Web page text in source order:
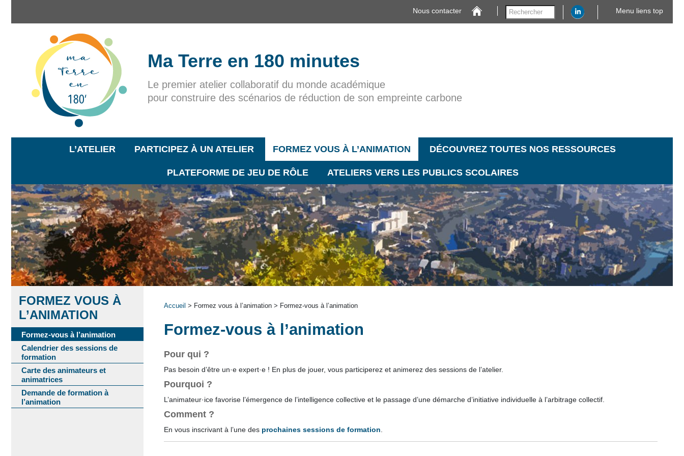
Nous contacter Menu liens top
Ma Terre en 180 minutes
Le premier atelier collaboratif du monde académique
pour construire des scénarios de réduction de son empreinte carbone
L’ATELIER PARTICIPEZ À UN ATELIER FORMEZ VOUS À L’ANIMATION DÉCOUVREZ TOUTES NOS RESSOURCES
PLATEFORME DE JEU DE RÔLE ATELIERS VERS LES PUBLICS SCOLAIRES
FORMEZ VOUS À
L’ANIMATION
Formez-vous à l’animation
Calendrier des sessions de
formation
Carte des animateurs et
animatrices
Demande de formation à
l’animation
Accueil > Formez vous à l’animation > Formez-vous à l’animation
Formez-vous à l’animation
Pour qui ?
Pas besoin d’être un·e expert·e ! En plus de jouer, vous participerez et animerez des sessions de l’atelier.
Pourquoi ?
L’animateur·ice favorise l’émergence de l’intelligence collective et le passage d’une démarche d’initiative individuelle à l’arbitrage collectif.
Comment ?
En vous inscrivant à l’une des prochaines sessions de formation